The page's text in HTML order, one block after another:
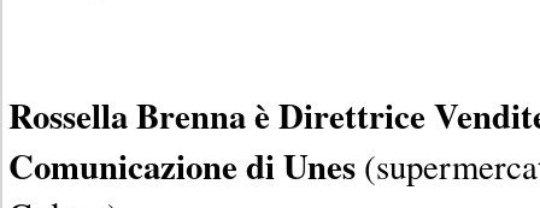
Rossella Brenna è Direttrice
Comunicazione di Unes